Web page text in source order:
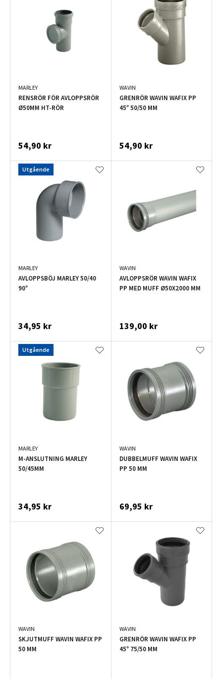
MARLEY
RENSRÖR FÖR AVLOPPSRÖR
Ø50MM HT-RÖR
54,90 kr
WAVIN
GRENRÖR WAVIN WAFIX PP
45° 50/50 MM
54,90 kr
Utgående
MARLEY
AVLOPPSBÖJ MARLEY 50/40
90°
34,95 kr
WAVIN
AVLOPPSRÖR WAVIN WAFIX
PP MED MUFF Ø50X2000 MM
139,00 kr
Utgående
MARLEY
M-ANSLUTNING MARLEY
50/45MM
34,95 kr
WAVIN
DUBBELMUFF WAVIN WAFIX
PP 50 MM
69,95 kr
WAVIN
SKJUTMUFF WAVIN WAFIX PP
50 MM
WAVIN
GRENRÖR WAVIN WAFIX PP
45° 75/50 MM